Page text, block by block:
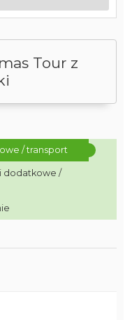
Tour z
/ transport
dodatkowe /